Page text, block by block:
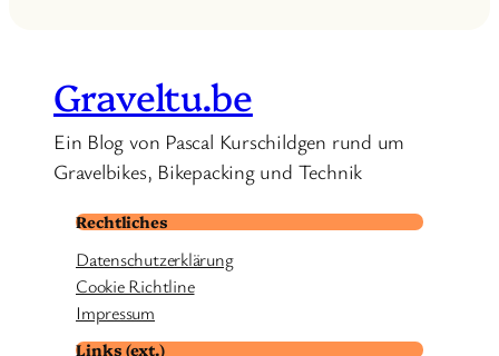
Graveltu.be
Ein Blog von Pascal Kurschildgen rund um
Gravelbikes, Bikepacking und Technik
Rechtliches
Datenschutzerklärung
Cookie Richtline
Impressum
Links (ext.)